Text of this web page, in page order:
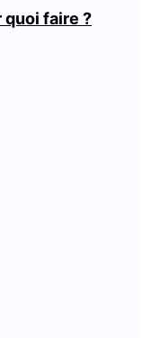
quoi faire ?